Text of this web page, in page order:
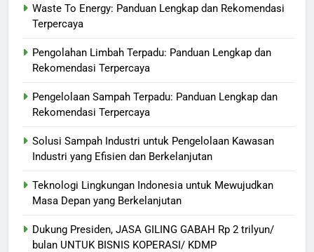
Waste To Energy: Panduan Lengkap dan Rekomendasi
Terpercaya
Pengolahan Limbah Terpadu: Panduan Lengkap dan
Rekomendasi Terpercaya
Pengelolaan Sampah Terpadu: Panduan Lengkap dan
Rekomendasi Terpercaya
Solusi Sampah Industri untuk Pengelolaan Kawasan
Industri yang Efisien dan Berkelanjutan
Teknologi Lingkungan Indonesia untuk Mewujudkan
Masa Depan yang Berkelanjutan
Dukung Presiden, JASA GILING GABAH Rp 2 trilyun/
bulan UNTUK BISNIS KOPERASI/ KDMP